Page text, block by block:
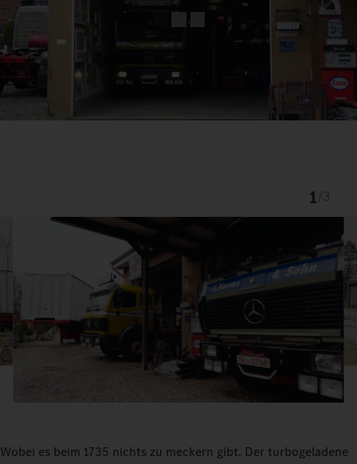
1
Wobei es beim 1735 nichts zu meckern gibt. Der turbogeladene